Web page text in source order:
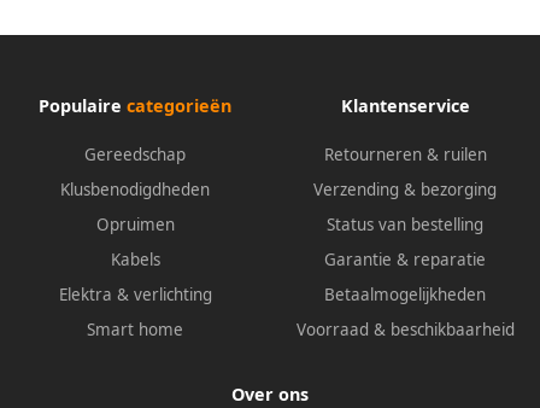
Populaire categorieën
Gereedschap
Klusbenodigdheden
Opruimen
Kabels
Elektra & verlichting
Smart home
Klantenservice
Retourneren & ruilen
Verzending & bezorging
Status van bestelling
Garantie & reparatie
Betaalmogelijkheden
Voorraad & beschikbaarheid
Over ons